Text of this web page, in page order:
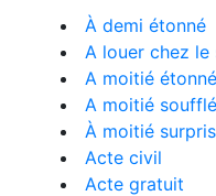
À demi étonné
A louer chez le
A moitié étonné
A moitié soufflé
À moitié surpris
Acte civil
Acte gratuit